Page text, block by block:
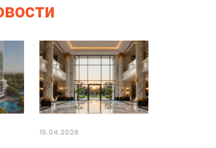
15.04.2026